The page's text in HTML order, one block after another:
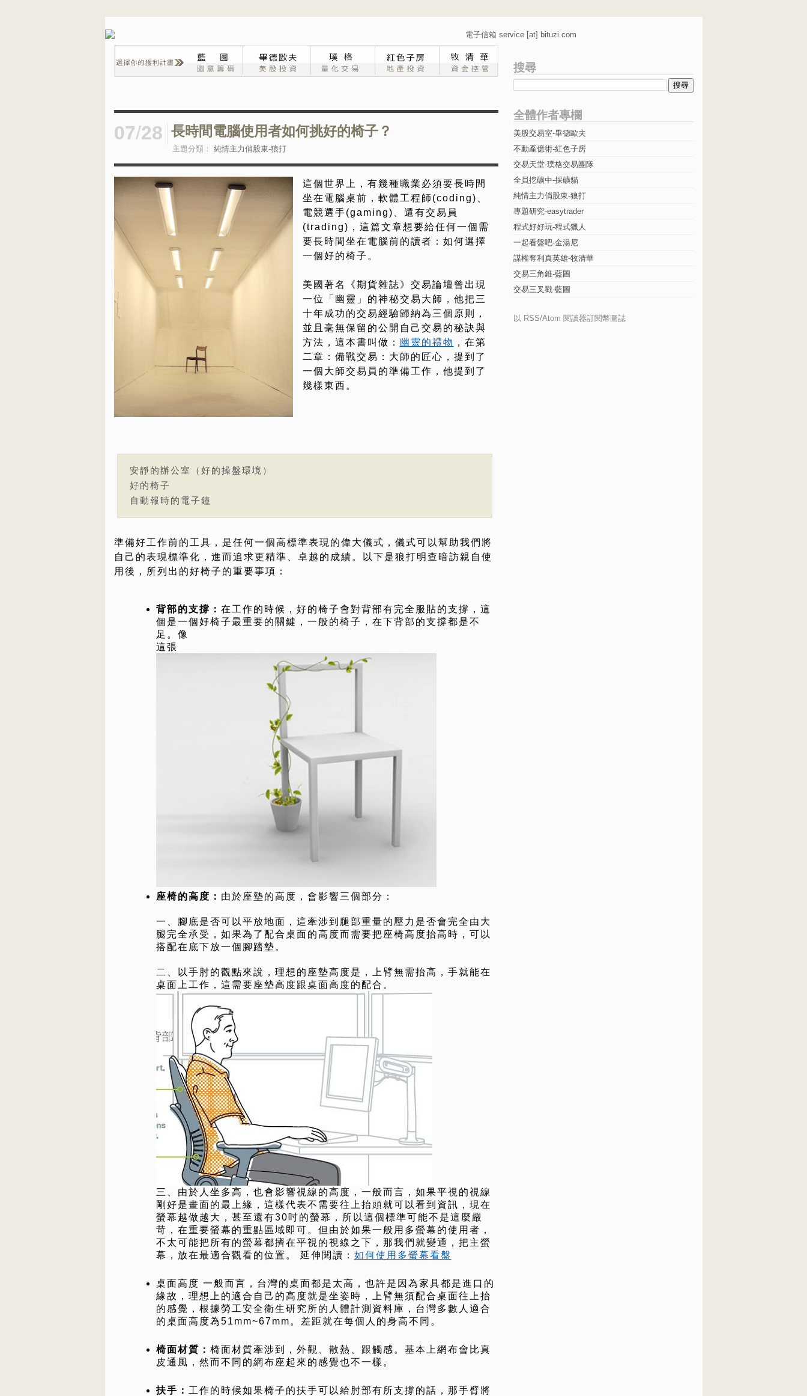
電子信箱 service [at] bituzi.com
07/28 長時間電腦使用者如何挑好的椅子？
主題分類： 純情主力俏股東-狼打
這個世界上，有幾種職業必須要長時間
坐在電腦桌前，軟體工程師(coding)、
電競選手(gaming)、還有交易員
(trading)，這篇文章想要給任何一個需
要長時間坐在電腦前的讀者：如何選擇
一個好的椅子。
美國著名《期貨雜誌》交易論壇曾出現
一位「幽靈」的神秘交易大師，他把三
十年成功的交易經驗歸納為三個原則，
並且毫無保留的公開自己交易的秘訣與
方法，這本書叫做： 幽靈的禮物 ，在第
二章：備戰交易：大師的匠心，提到了
一個大師交易員的準備工作，他提到了
幾樣東西。
安靜的辦公室（好的操盤環境）
好的椅子
自動報時的電子鐘
準備好工作前的工具，是任何一個高標準表現的偉大儀式，儀式可以幫助我們將
自己的表現標準化，進而追求更精準、卓越的成績。以下是狼打明查暗訪親自使
用後，所列出的好椅子的重要事項：
背部的支撐： 在工作的時候，好的椅子會對背部有完全服貼的支撐，這
個是一個好椅子最重要的關鍵，一般的椅子，在下背部的支撐都是不
足。像
這張
座椅的高度： 由於座墊的高度，會影響三個部分：
一、腳底是否可以平放地面，這牽涉到腿部重量的壓力是否會完全由大
腿完全承受，如果為了配合桌面的高度而需要把座椅高度抬高時，可以
搭配在底下放一個腳踏墊。
二、以手肘的觀點來說，理想的座墊高度是，上臂無需抬高，手就能在
桌面上工作，這需要座墊高度跟桌面高度的配合。
三、由於人坐多高，也會影響視線的高度，一般而言，如果平視的視線
剛好是畫面的最上緣，這樣代表不需要往上抬頭就可以看到資訊，現在
螢幕越做越大，甚至還有30吋的螢幕，所以這個標準可能不是這麼嚴
苛，在重要螢幕的重點區域即可。但由於如果一般用多螢幕的使用者，
不太可能把所有的螢幕都擠在平視的視線之下，那我們就變通，把主螢
幕，放在最適合觀看的位置。 延伸閱讀： 如何使用多螢幕看盤
桌面高度 一般而言，台灣的桌面都是太高，也許是因為家具都是進口的
緣故，理想上的適合自己的高度就是坐姿時，上臂無須配合桌面往上抬
的感覺，根據勞工安全衛生研究所的人體計測資料庫，台灣多數人適合
的桌面高度為51mm~67mm。差距就在每個人的身高不同。
椅面材質： 椅面材質牽涉到，外觀、散熱、跟觸感。基本上網布會比真
皮通風，然而不同的網布座起來的感覺也不一樣。
扶手： 工作的時候如果椅子的扶手可以給肘部有所支撐的話，那手臂將
搜尋
全體作者專欄
美股交易室-畢德歐夫
不動產億術-紅色子房
交易天堂-璞格交易團隊
全員挖礦中-採礦貓
純情主力俏股東-狼打
專題研究-easytrader
程式好好玩-程式獵人
一起看盤吧-金湯尼
謀權奪利真英雄-牧清華
交易三角錐-藍圖
交易三叉戳-藍圖
以 RSS/Atom 閱讀器訂閱幣圖誌